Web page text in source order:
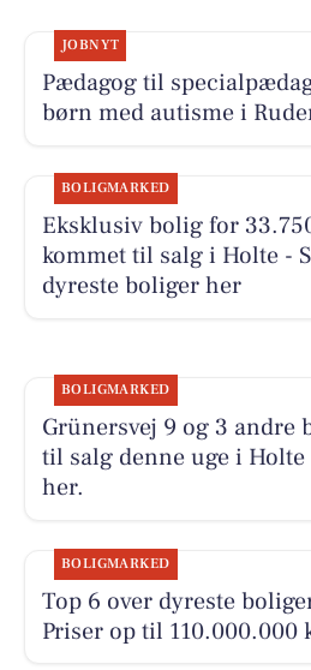
JOBNYT
Pædagog til
børn med autisme i
BOLIGMARKED
Eksklusiv bolig for
kommet til salg i Holte -
dyreste boliger her
BOLIGMARKED
Grünersvej 9 og 3 andre
til salg denne uge i
her.
BOLIGMARKED
Top 6 over dyreste
Priser op til 110.000.000